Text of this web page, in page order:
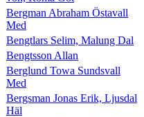
Bergman Abraham Östavall
Med
Bengtlars Selim, Malung Dal
Bengtsson Allan
Berglund Towa Sundsvall
Med
Bergsman Jonas Erik, Ljusdal
Häl